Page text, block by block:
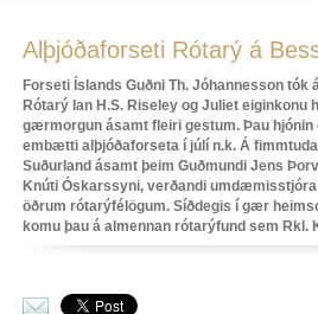
Alþjóðaforseti Rótarý á
Forseti Íslands Guðni Th. Jóhannesson
Rótarý Ian H.S. Riseley og Juliet eiginkonu
gærmorgun ásamt fleiri gestum. Þau hjónin
embætti alþjóðaforseta í júlí n.k. Á
Suðurland ásamt þeim Guðmundi Jens
Knúti Óskarssyni, verðandi
öðrum rótarýfélögum. Síðdegis í gær
komu þau á almennan rótarýfund sem Rkl.
Senda í tölvupósti